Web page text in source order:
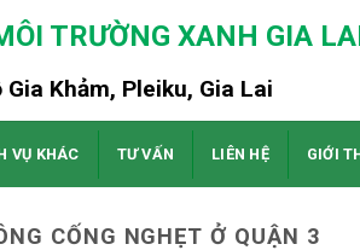
TRƯỜNG XANH GIA
Khảm, Pleiku, Gia Lai
VỤ KHÁC TƯ VẤN LIÊN HỆ GIỚI
CỐNG NGHẸT Ở QUẬN 3